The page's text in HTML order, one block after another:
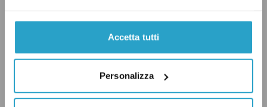
Accetta tutti
Personalizza
medie e delle superiori, la prova di pre-
domande a crocette, da completare in 100
minuti (la modalità di prove di cui si sta
discutendo in questi giorni). Il ministro